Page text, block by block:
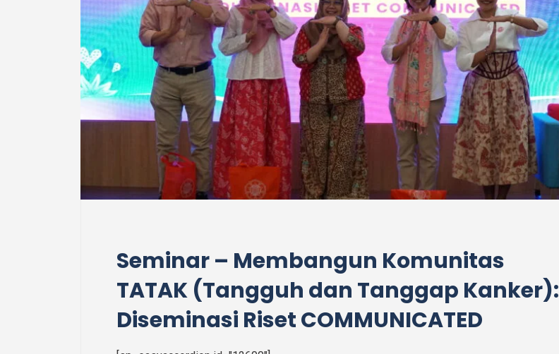
Seminar – Membangun Komunitas
TATAK (Tangguh dan Tanggap Kanker):
Diseminasi Riset COMMUNICATED